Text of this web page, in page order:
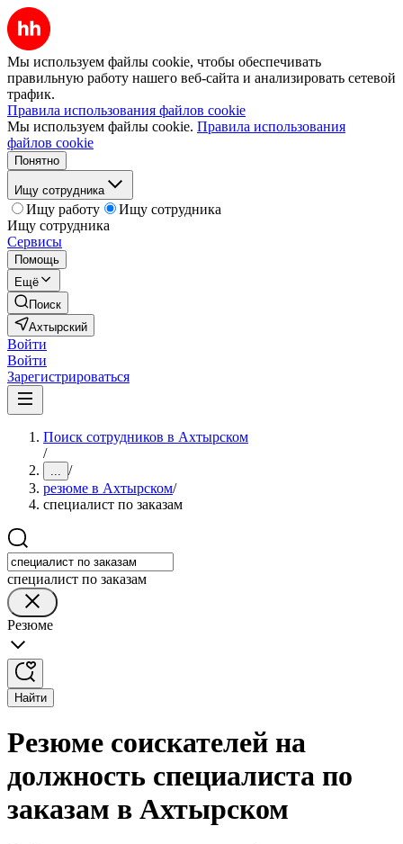
Мы используем файлы cookie, чтобы обеспечивать
правильную работу нашего веб-сайта и анализировать сетевой
трафик.
Правила использования файлов cookie
Мы используем файлы cookie. Правила использования
файлов cookie
Понятно
Ищу сотрудника
Ищу работу
Ищу сотрудника
Ищу сотрудника
Сервисы
Помощь
Ещё
Поиск
Ахтырский
Войти
Войти
Зарегистрироваться
Поиск сотрудников в Ахтырском
/
... /
резюме в Ахтырском/
специалист по заказам
специалист по заказам
Резюме
Найти
Резюме соискателей на
должность специалиста по
заказам в Ахтырском